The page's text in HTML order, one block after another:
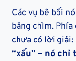
Các vụ bê bối
băng chìm.
chưa có lời giải:
“xấu” – nó